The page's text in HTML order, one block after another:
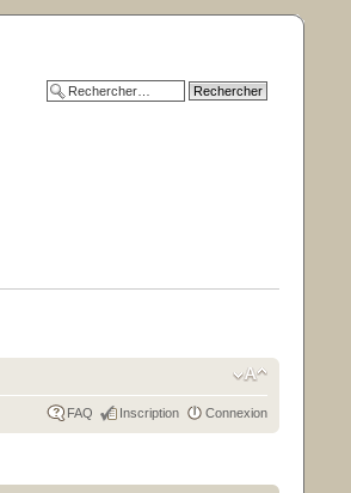
FAQ Inscription Connexion